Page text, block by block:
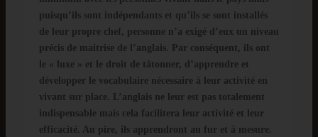
puisqu’ils sont indépendants et qu’ils se sont installés
de leur propre chef, personne n’a exigé d’eux un niveau
précis de maitrise de l’anglais. Par conséquent, ils ont
le « luxe » et le droit de tâtonner, d’apprendre et
développer le vocabulaire nécessaire à leur activité en
vivant sur place. L’anglais ne leur est pas totalement
indispensable mais cela facilitera leur activité et leur
efficacité. Au pire, ils apprendront au fur et à mesure.